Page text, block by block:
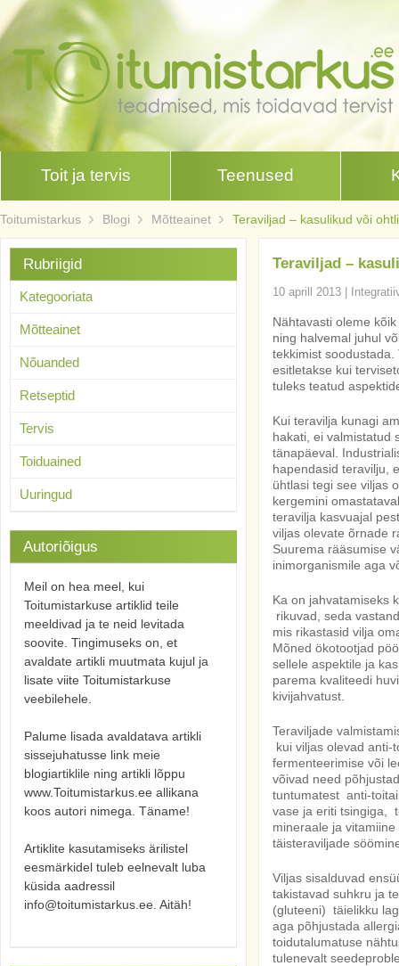
Toit ja tervis Teenused
Toitumistarkus Blogi Mõtteainet Teraviljad – kasulikud või
Teraviljad –
10 aprill 2013
Nähtavasti oleme
ning halvemal juhul
tekkimist
esitletakse kui
tuleks teatud
Kui teravilja kunagi
hakati, ei valmistatud
tänapäeval.
hapendasid teravilju,
ühtlasi tegi see viljas
kergemini
teravilja kasvuajal
viljas olevate õrnade
Suurema rääsumise
inimorganismile aga
Ka on jahvatamiseks
rikuvad, seda
mis rikastasid vilja
Mõned ökotootjad
sellele aspektile ja
parema kvaliteedi
kivijahvatust.
Teraviljade
kui viljas olevad anti-
fermenteerimise või
võivad need
tuntumatest anti-
vase ja eriti tsingiga,
mineraale ja
täisteraviljade
Viljas sisalduvad
takistavad suhkru ja
(gluteeni) täielikku
aga põhjustada
toidutalumatuse
tulenevalt
Rubriigid
Kategooriata
Mõtteainet
Nõuanded
Retseptid
Tervis
Toiduained
Uuringud
Autoriõigus
Meil on hea meel, kui
Toitumistarkuse artiklid teile
meeldivad ja te neid levitada
soovite. Tingimuseks on, et
avaldate artikli muutmata kujul ja
lisate viite Toitumistarkuse
veebilehele.
Palume lisada avaldatava artikli
sissejuhatusse link meie
blogiartiklile ning artikli lõppu
www.Toitumistarkus.ee allikana
koos autori nimega. Täname!
Artiklite kasutamiseks ärilistel
eesmärkidel tuleb eelnevalt luba
küsida aadressil
info@toitumistarkus.ee. Aitäh!